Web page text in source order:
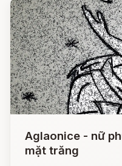
Aglaonice - nữ
mặt trăng